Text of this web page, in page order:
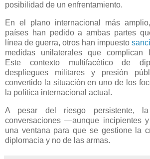
posibilidad de un enfrentamiento.
En el plano internacional más
países han pedido a ambas partes
línea de guerra, otros han impuesto
medidas unilaterales que complican
Este contexto multifacético de
despliegues militares y presión
convertido la situación en uno de los
la política internacional actual.
A pesar del riesgo persistente, la
conversaciones —aunque incipientes
una ventana para que se gestione la
diplomacia y no de las armas.